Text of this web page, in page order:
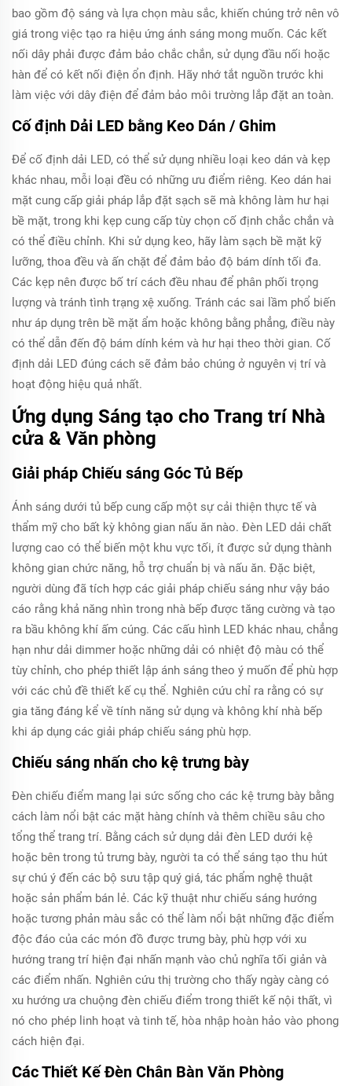
bao gồm độ sáng và lựa chọn màu sắc, khiến chúng trở nên vô
giá trong việc tạo ra hiệu ứng ánh sáng mong muốn. Các kết
nối dây phải được đảm bảo chắc chắn, sử dụng đầu nối hoặc
hàn để có kết nối điện ổn định. Hãy nhớ tắt nguồn trước khi
làm việc với dây điện để đảm bảo môi trường lắp đặt an toàn.
Cố định Dải LED bằng Keo Dán / Ghim
Để cố định dải LED, có thể sử dụng nhiều loại keo dán và kẹp
khác nhau, mỗi loại đều có những ưu điểm riêng. Keo dán hai
mặt cung cấp giải pháp lắp đặt sạch sẽ mà không làm hư hại
bề mặt, trong khi kẹp cung cấp tùy chọn cố định chắc chắn và
có thể điều chỉnh. Khi sử dụng keo, hãy làm sạch bề mặt kỹ
lưỡng, thoa đều và ấn chặt để đảm bảo độ bám dính tối đa.
Các kẹp nên được bố trí cách đều nhau để phân phối trọng
lượng và tránh tình trạng xệ xuống. Tránh các sai lầm phổ biến
như áp dụng trên bề mặt ẩm hoặc không bằng phẳng, điều này
có thể dẫn đến độ bám dính kém và hư hại theo thời gian. Cố
định dải LED đúng cách sẽ đảm bảo chúng ở nguyên vị trí và
hoạt động hiệu quả nhất.
Ứng dụng Sáng tạo cho Trang trí Nhà
cửa & Văn phòng
Giải pháp Chiếu sáng Góc Tủ Bếp
Ánh sáng dưới tủ bếp cung cấp một sự cải thiện thực tế và
thẩm mỹ cho bất kỳ không gian nấu ăn nào. Đèn LED dải chất
lượng cao có thể biến một khu vực tối, ít được sử dụng thành
không gian chức năng, hỗ trợ chuẩn bị và nấu ăn. Đặc biệt,
người dùng đã tích hợp các giải pháp chiếu sáng như vậy báo
cáo rằng khả năng nhìn trong nhà bếp được tăng cường và tạo
ra bầu không khí ấm cúng. Các cấu hình LED khác nhau, chẳng
hạn như dải dimmer hoặc những dải có nhiệt độ màu có thể
tùy chỉnh, cho phép thiết lập ánh sáng theo ý muốn để phù hợp
với các chủ đề thiết kế cụ thể. Nghiên cứu chỉ ra rằng có sự
gia tăng đáng kể về tính năng sử dụng và không khí nhà bếp
khi áp dụng các giải pháp chiếu sáng phù hợp.
Chiếu sáng nhấn cho kệ trưng bày
Đèn chiếu điểm mang lại sức sống cho các kệ trưng bày bằng
cách làm nổi bật các mặt hàng chính và thêm chiều sâu cho
tổng thể trang trí. Bằng cách sử dụng dải đèn LED dưới kệ
hoặc bên trong tủ trưng bày, người ta có thể sáng tạo thu hút
sự chú ý đến các bộ sưu tập quý giá, tác phẩm nghệ thuật
hoặc sản phẩm bán lẻ. Các kỹ thuật như chiếu sáng hướng
hoặc tương phản màu sắc có thể làm nổi bật những đặc điểm
độc đáo của các món đồ được trưng bày, phù hợp với xu
hướng trang trí hiện đại nhấn mạnh vào chủ nghĩa tối giản và
các điểm nhấn. Nghiên cứu thị trường cho thấy ngày càng có
xu hướng ưa chuộng đèn chiếu điểm trong thiết kế nội thất, vì
nó cho phép linh hoạt và tinh tế, hòa nhập hoàn hảo vào phong
cách hiện đại.
Các Thiết Kế Đèn Chân Bàn Văn Phòng